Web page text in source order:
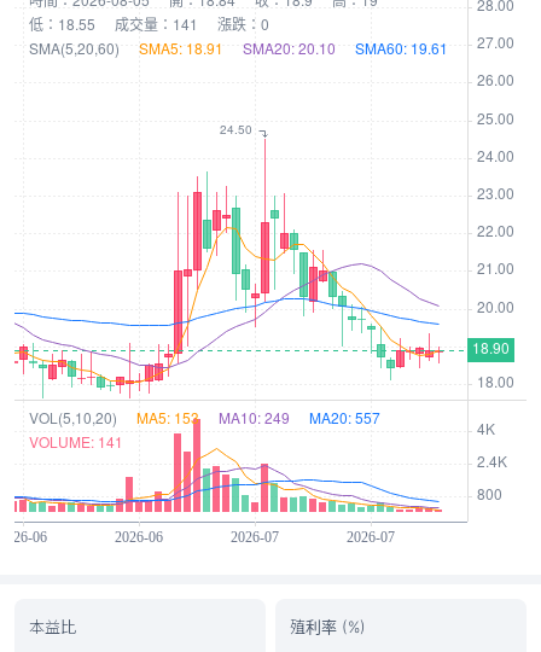
本益比 殖利率 (%)